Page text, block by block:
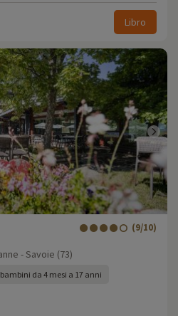
Libro
(9/10)
- Savoie (73)
da 4 mesi a 17 anni